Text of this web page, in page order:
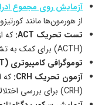
آزمایش روی مجموع ادرار 24
از هورمون‌ها مانند
تست تحریک ACT:
که
(ACTH) برای کمک به تشخیص اختلالات آدرنال استفاده می‌شود.
توموگرافی کامپیوتری (CT)
آزمون تحریک CRH:
که
(CRH) برای بررسی اختلالات آدرنال استفاده می‌شود.